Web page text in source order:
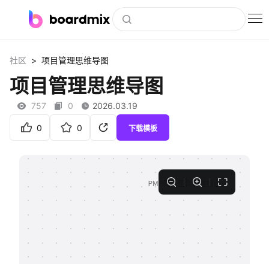
社区资源
下载
社区 > 项目管理思维导图
项目管理思维导图
757 0 2026.03.19
0 0 下载模板